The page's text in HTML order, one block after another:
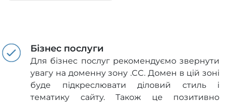
Бізнес послуги
Для бізнес послуг рекомендуємо звернути
увагу на доменну зону .CC. Домен в цій зоні
буде підкреслювати діловий стиль і
тематику сайту. Також це позитивно